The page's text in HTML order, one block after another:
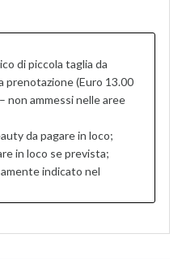
di piccola taglia da
prenotazione (Euro 13.00
non ammessi nelle aree
da pagare in loco;
in loco se prevista;
indicato nel